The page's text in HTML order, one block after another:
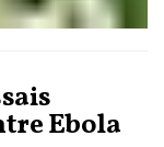
Ebola